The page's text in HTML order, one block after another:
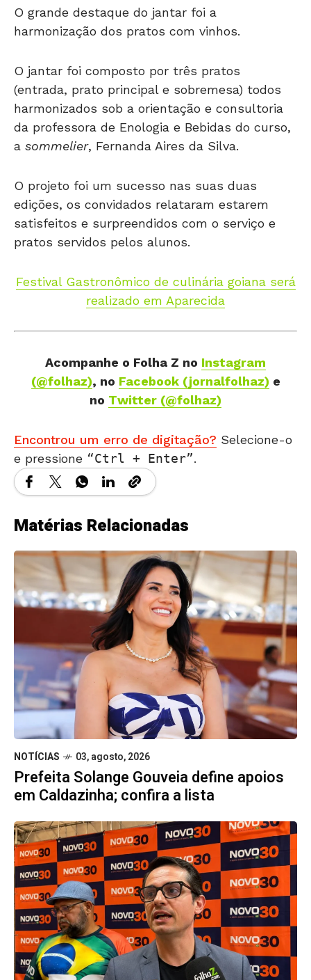
O grande destaque do jantar foi a
harmonização dos pratos com vinhos.
O jantar foi composto por três pratos
(entrada, prato principal e sobremesa) todos
harmonizados sob a orientação e consultoria
da professora de Enologia e Bebidas do curso,
a sommelier, Fernanda Aires da Silva.
O projeto foi um sucesso nas suas duas
edições, os convidados relataram estarem
satisfeitos e surpreendidos com o serviço e
pratos servidos pelos alunos.
Festival Gastronômico de culinária goiana será
realizado em Aparecida
Acompanhe o Folha Z no Instagram
(@folhaz), no Facebook (jornalfolhaz) e
no Twitter (@folhaz)
Encontrou um erro de digitação? Selecione-o
e pressione
Ctrl + Enter .
Matérias Relacionadas
NOTÍCIAS 03, agosto, 2026
Prefeita Solange Gouveia define apoios
em Caldazinha; confira a lista